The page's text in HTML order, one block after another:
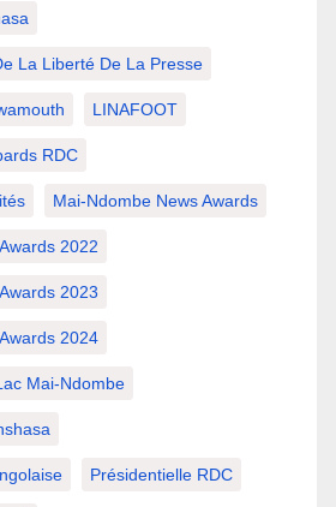
La Liberté De La Presse
LINAFOOT
RDC
Mai-Ndombe News Awards
2022
2023
2024
Mai-Ndombe
Présidentielle RDC